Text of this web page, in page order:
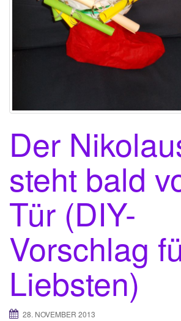
Der
steht bald
Tür (DIY-
Vorschlag
Liebsten)
28. NOVEMBER 2013